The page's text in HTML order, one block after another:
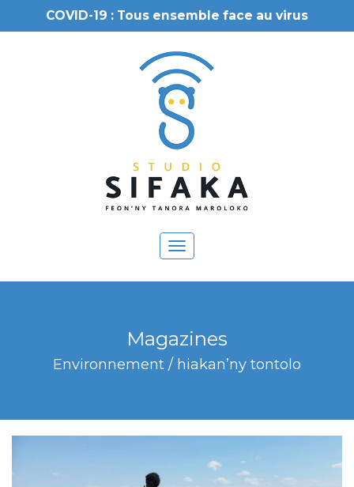
COVID-19 : Tous ensemble face au virus
Toggle
navigation
Magazines
Environnement / hiakan’ny tontolo